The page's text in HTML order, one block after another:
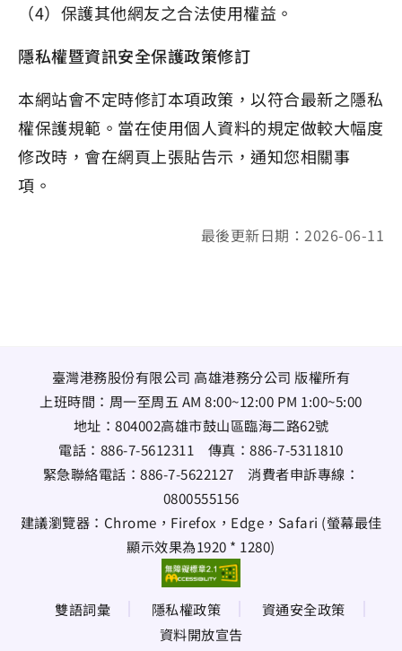
（4）保護其他網友之合法使用權益。
隱私權暨資訊安全保護政策修訂
本網站會不定時修訂本項政策，以符合最新之隱私
權保護規範。當在使用個人資料的規定做較大幅度
修改時，會在網頁上張貼告示，通知您相關事
項。
最後更新日期：2026-06-11
臺灣港務股份有限公司 高雄港務分公司 版權所有
上班時間：周一至周五 AM 8:00~12:00 PM 1:00~5:00
地址： 804002高雄市鼓山區臨海二路62號
電話： 886-7-5612311 傳真：886-7-5311810
緊急聯絡電話：886-7-5622127消費者申訴專線：
0800555156
建議瀏覽器：Chrome，Firefox，Edge，Safari (螢幕最佳
顯示效果為1920 * 1280)
雙語詞彙 隱私權政策
資通安全政策
資料開放宣告